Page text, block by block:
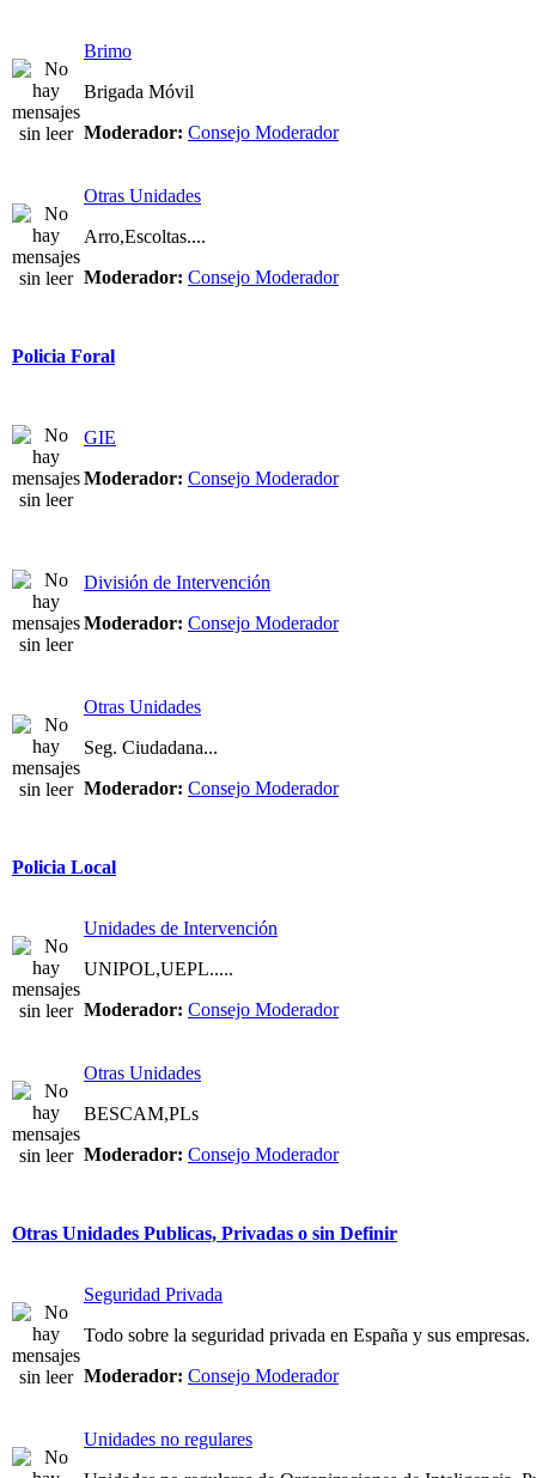
Brimo
Brigada Móvil
Moderador: Consejo Moderador
Otras Unidades
Arro,Escoltas....
Moderador: Consejo Moderador
Policia Foral
GIE
Moderador: Consejo Moderador
División de Intervención
Moderador: Consejo Moderador
Otras Unidades
Seg. Ciudadana...
Moderador: Consejo Moderador
Policia Local
Unidades de Intervención
UNIPOL,UEPL.....
Moderador: Consejo Moderador
Otras Unidades
BESCAM,PLs
Moderador: Consejo Moderador
Otras Unidades Publicas, Privadas o sin Definir
Seguridad Privada
Todo sobre la seguridad privada en España y sus empresas.
Moderador: Consejo Moderador
Unidades no regulares